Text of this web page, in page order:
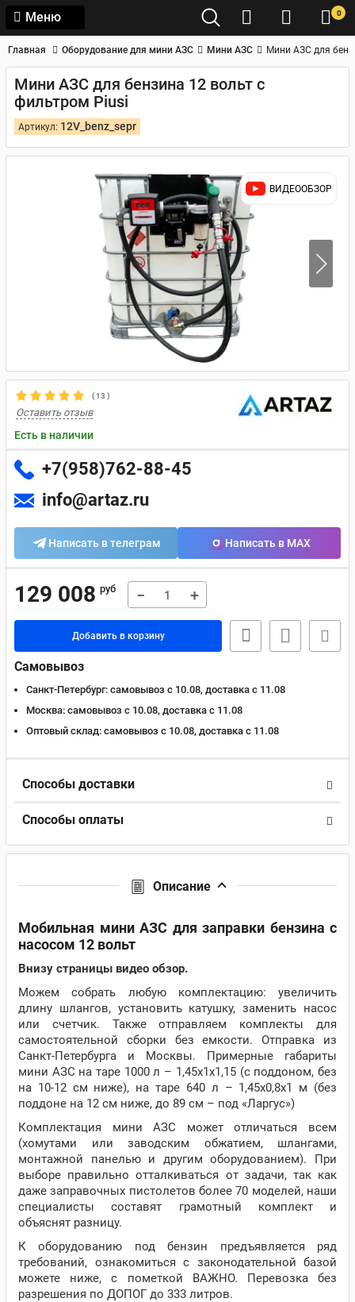
Меню 0
Главная Оборудование для мини АЗС Мини АЗС Мини АЗС для
Мини АЗС для бензина 12 вольт с
фильтром Piusi
Артикул: 12V_benz_sepr
ВИДЕООБЗОР
(13 )
Оставить отзыв
Есть в наличии
+7(958)762-88-45
info@artaz.ru
Написать в телеграм Написать в MAX
129 008 руб − +
Добавить в корзину
Самовывоз
Санкт-Петербург: самовывоз с 10.08, доставка c 11.08
Москва: самовывоз с 10.08, доставка c 11.08
Оптовый склад: самовывоз с 10.08, доставка c 11.08
Способы доставки
Способы оплаты
Описание
Мобильная мини АЗС для заправки бензина с
насосом 12 вольт
Внизу страницы видео обзор.
Можем собрать любую комплектацию: увеличить
длину шлангов, установить катушку, заменить насос
или счетчик. Также отправляем комплекты для
самостоятельной сборки без емкости. Отправка из
Санкт-Петербурга и Москвы. Примерные габариты
мини АЗС на таре 1000 л – 1,45х1х1,15 (с поддоном, без
на 10-12 см ниже), на таре 640 л – 1,45х0,8х1 м (без
поддоне на 12 см ниже, до 89 см – под «Ларгус»)
Комплектация мини АЗС может отличаться всем
(хомутами или заводским обжатием, шлангами,
монтажной панелью и другим оборудованием). При
выборе правильно отталкиваться от задачи, так как
даже заправочных пистолетов более 70 моделей, наши
специалисты составят грамотный комплект и
объяснят разницу.
К оборудованию под бензин предъявляется ряд
требований, ознакомиться с законодательной базой
можете ниже, с пометкой ВАЖНО. Перевозка без
разрешения по ДОПОГ до 333 литров.